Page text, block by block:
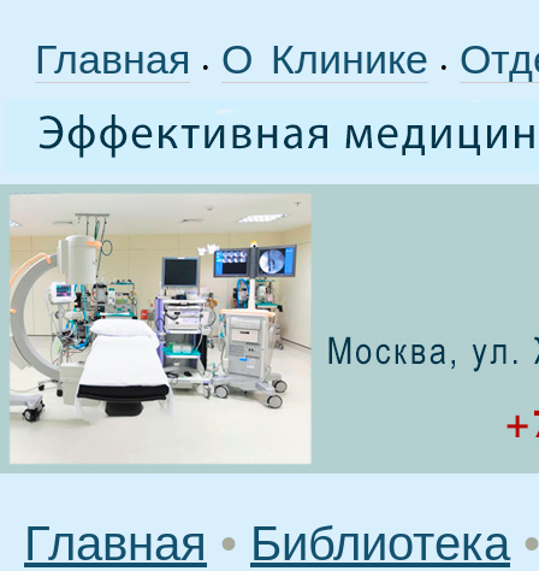
Главная • О Клинике •
Главная • Библиотека •